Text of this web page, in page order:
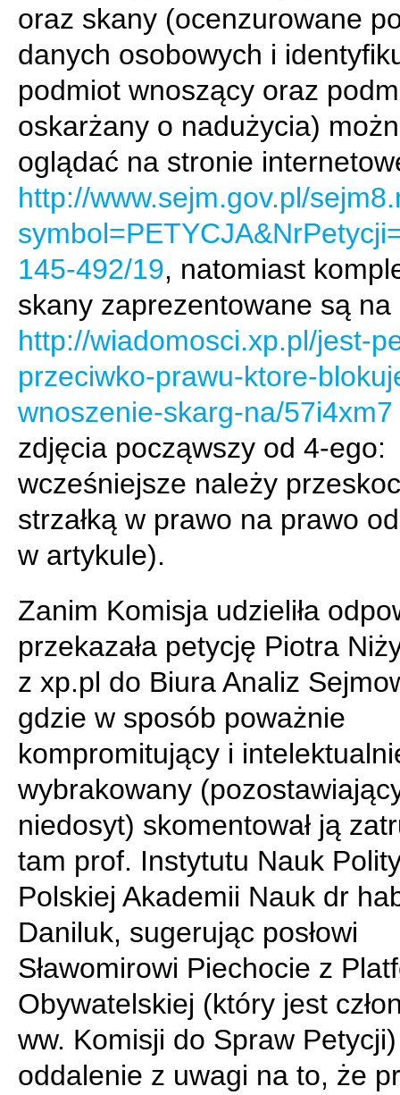
oraz skany (ocenzurowane
danych osobowych i
podmiot wnoszący oraz
oskarżany o nadużycia)
oglądać na stronie
http://www.sejm.gov.pl/
145-492/19, natomiast
skany zaprezentowane są na
http://wiadomosci.xp.pl/jest-
przeciwko-prawu-ktore-
wnoszenie-skarg-na/57i4xm7
zdjęcia począwszy od 4-ego:
wcześniejsze należy
strzałką w prawo na prawo
w artykule).
Zanim Komisja udzieliła
przekazała petycję Piotra
z xp.pl do Biura Analiz
gdzie w sposób poważnie
kompromitujący i
wybrakowany
niedosyt) skomentował ją
tam prof. Instytutu Nauk
Polskiej Akademii Nauk dr
Daniluk, sugerując posłowi
Sławomirowi Piechocie z
Obywatelskiej (który jest
ww. Komisji do Spraw
oddalenie z uwagi na to, że